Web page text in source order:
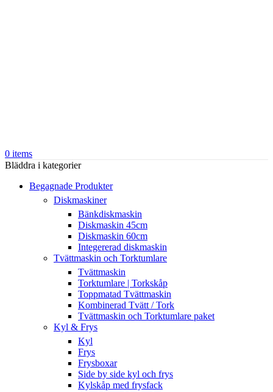
0 items
Bläddra i kategorier
Begagnade Produkter
Diskmaskiner
Bänkdiskmaskin
Diskmaskin 45cm
Diskmaskin 60cm
Integererad diskmaskin
Tvättmaskin och Torktumlare
Tvättmaskin
Torktumlare | Torkskåp
Toppmatad Tvättmaskin
Kombinerad Tvätt / Tork
Tvättmaskin och Torktumlare paket
Kyl & Frys
Kyl
Frys
Frysboxar
Side by side kyl och frys
Kylskåp med frysfack